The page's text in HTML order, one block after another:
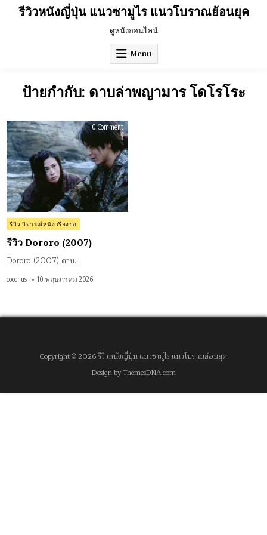
รีวิวหนังญี่ปุ่น แนวซามูไร แนวโบราณย้อนยุค
ดูหนังออนไลน์
Menu
ป้ายกำกับ: ดาบล่าพญามาร โดโรโระ
0 Commenton
รีวิว
Dororo
(2007)
Posted
in
รีวิว วิจารณ์หนัง เรื่องย่อ
รีวิว Dororo (2007)
Dororo (2007) ดาบ…
coconus 10 พฤษภาคม 2026
Copyright © 2026 รีวิวหนังญี่ปุ่น แนวซามูไร แนวโบราณย้อนยุค
Design by ThemesDNA.com